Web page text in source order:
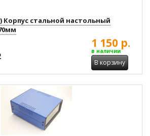
Корпус стальной настольный
1 150 р.
в наличии
В корзину